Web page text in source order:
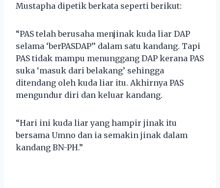
Mustapha dipetik berkata seperti berikut:
“PAS telah berusaha menjinak kuda liar DAP
selama ‘berPASDAP’’ dalam satu kandang. Tapi
PAS tidak mampu menunggang DAP kerana PAS
suka ‘masuk dari belakang’ sehingga
ditendang oleh kuda liar itu. Akhirnya PAS
mengundur diri dan keluar kandang.
“Hari ini kuda liar yang hampir jinak itu
bersama Umno dan ia semakin jinak dalam
kandang BN-PH.”